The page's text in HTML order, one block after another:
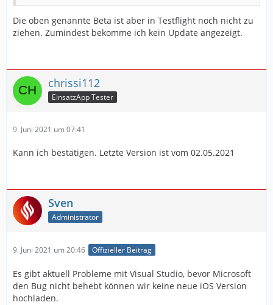
- Auf der Startseite die Glocke springt jetzt auf die
Einsatzliste und nicht mehr in den Einsatz direkt
- Verfügbarkeiten bei mehreren Profilen wurden nicht
immer alle angezeigt
- Lagemeldungen von der Leitstelle werden jetzt
kommen bald dazu.
dass hat mehr zu Problem geführt als es von nutzen
war
Die oben genannte Beta ist aber in Testflight noch nicht zu
ziehen. Zumindest bekomme ich kein Update angezeigt.
chrissi112
EinsatzApp Tester
9. Juni 2021 um 07:41
Kann ich bestätigen. Letzte Version ist vom 02.05.2021
Sven
Administrator
9. Juni 2021 um 20:46 Offizieller Beitrag
Es gibt aktuell Probleme mit Visual Studio, bevor Microsoft
den Bug nicht behebt können wir keine neue iOS Version
hochladen.